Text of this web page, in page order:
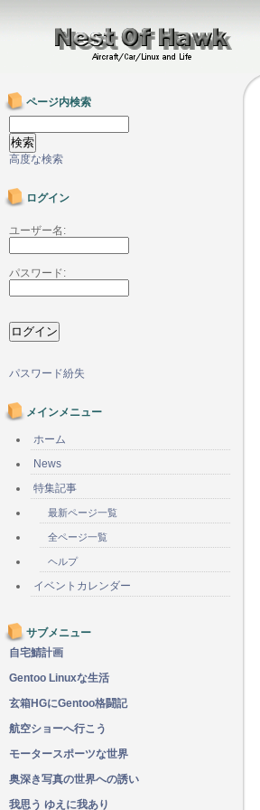
ページ内検索
高度な検索
ログイン
ユーザー名:
パスワード:
パスワード紛失
メインメニュー
ホーム
News
特集記事
最新ページ一覧
全ページ一覧
ヘルプ
イベントカレンダー
サブメニュー
自宅鯖計画
Gentoo Linuxな生活
玄箱HGにGentoo格闘記
航空ショーへ行こう
モータースポーツな世界
奥深き写真の世界への誘い
我思う ゆえに我あり